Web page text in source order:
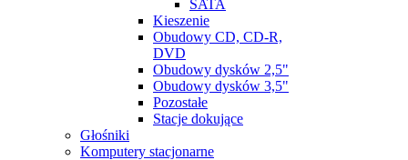
SATA
Kieszenie
Obudowy CD, CD-R,
DVD
Obudowy dysków 2,5"
Obudowy dysków 3,5"
Pozostałe
Stacje dokujące
Głośniki
Komputery stacjonarne